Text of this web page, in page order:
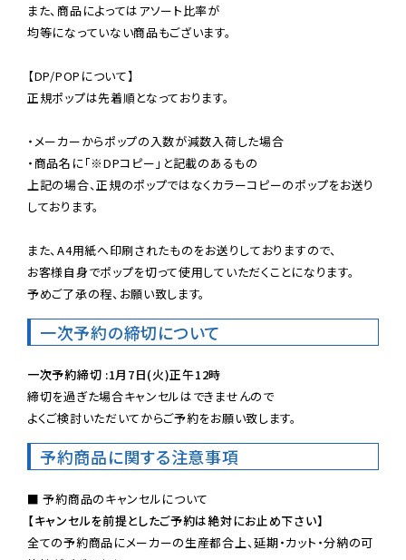
また、商品によってはアソート比率が
均等になっていない商品もございます。
【DP/POPについて】
正規ポップは先着順となっております。
・メーカーからポップの入数が減数入荷した場合
・商品名に「※DPコピー」と記載のあるもの
上記の場合、正規のポップではなくカラーコピーのポップをお送り
しております。
また、A4用紙へ印刷されたものをお送りしておりますので、
お客様自身でポップを切って使用していただくことになります。
予めご了承の程、お願い致します。
一次予約の締切について
一次予約締切 :1月7日(火)正午12時
締切を過ぎた場合キャンセルはできませんので
よくご検討いただいてからご予約をお願い致します。
予約商品に関する注意事項
【キャンセルを前提としたご予約は絶対にお止め下さい】
全ての予約商品にメーカーの生産都合上、延期・カット・分納の可